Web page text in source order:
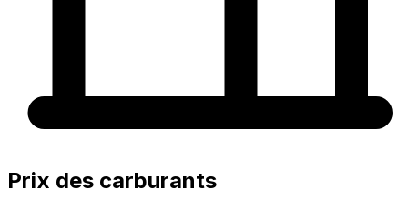
Prix des carburants